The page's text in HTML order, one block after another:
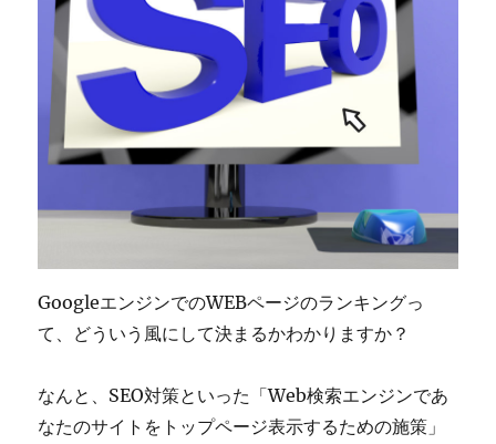
GoogleエンジンでのWEBページのランキングっ
て、どういう風にして決まるかわかりますか？
なんと、SEO対策といった「Web検索エンジンであ
なたのサイトをトップページ表示するための施策」